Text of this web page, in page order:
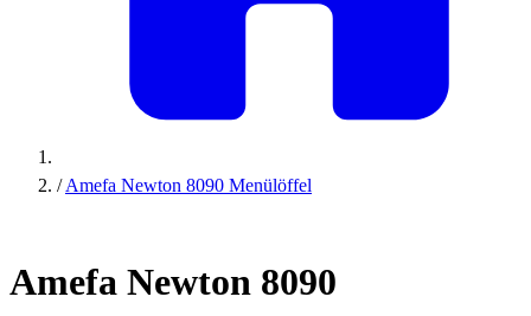
/ Amefa Newton 8090 Menülöffel
Amefa Newton 8090